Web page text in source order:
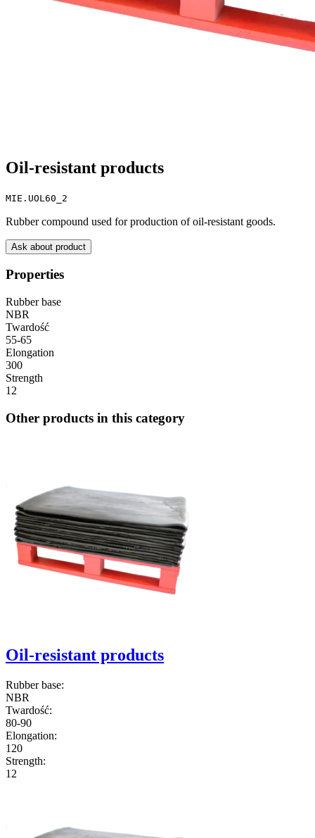
Oil-resistant products
MIE.UOL60_2
Rubber compound used for production of oil-resistant goods.
Ask about product
Properties
Rubber base
NBR
Twardość
55-65
Elongation
300
Strength
12
Other products in this category
Oil-resistant products
Rubber base:
NBR
Twardość:
80-90
Elongation:
120
Strength:
12